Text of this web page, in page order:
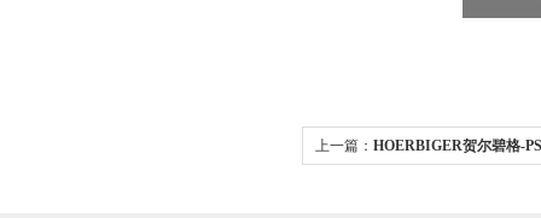
上一篇： HOERBIGER贺尔碧格-